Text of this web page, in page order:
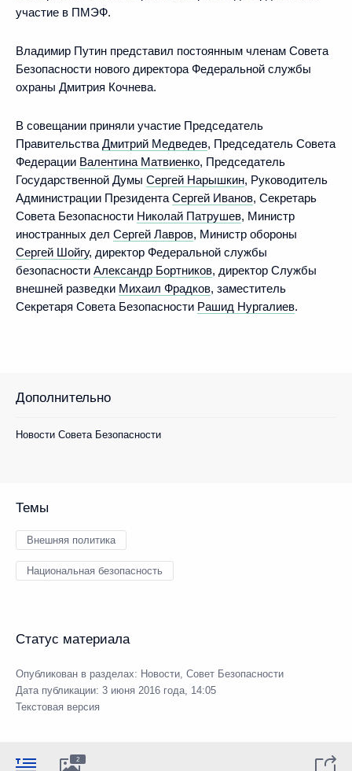
участие в ПМЭФ.
Владимир Путин представил постоянным членам Совета
Безопасности нового директора Федеральной службы
охраны Дмитрия Кочнева.
В совещании приняли участие Председатель
Правительства Дмитрий Медведев, Председатель Совета
Федерации Валентина Матвиенко, Председатель
Государственной Думы Сергей Нарышкин, Руководитель
Администрации Президента Сергей Иванов, Секретарь
Совета Безопасности Николай Патрушев, Министр
иностранных дел Сергей Лавров, Министр обороны
Сергей Шойгу, директор Федеральной службы
безопасности Александр Бортников, директор Службы
внешней разведки Михаил Фрадков, заместитель
Секретаря Совета Безопасности Рашид Нургалиев.
Дополнительно
Новости Совета Безопасности
Темы
Внешняя политика
Национальная безопасность
Статус материала
Опубликован в разделах: Новости, Совет Безопасности
Дата публикации: 3 июня 2016 года, 14:05
Текстовая версия
2